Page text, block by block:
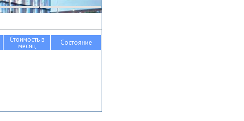
Стоимость в
месяц Состояние